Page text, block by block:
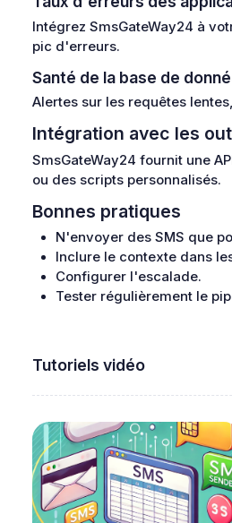
Intégrez SmsGateWay24 à
pic d'erreurs.
Santé de la base de
Alertes sur les requêtes
Intégration avec les
SmsGateWay24 fournit une
ou des scripts personnalisés.
Bonnes pratiques
N'envoyer des SMS que
Inclure le contexte dans
Configurer l'escalade.
Tester régulièrement le
Tutoriels vidéo